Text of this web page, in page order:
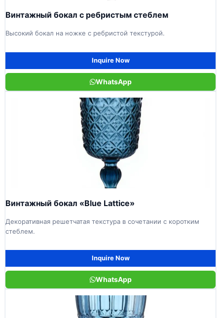
Винтажный бокал с ребристым стеблем
Высокий бокал на ножке с ребристой текстурой.
Inquire Now
WhatsApp
Винтажный бокал «Blue Lattice»
Декоративная решетчатая текстура в сочетании с коротким
стеблем.
Inquire Now
WhatsApp